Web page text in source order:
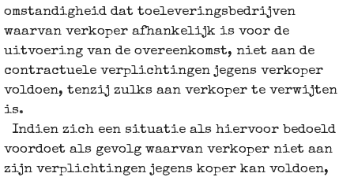
omstandigheid dat toeleveringsbedrijven
waarvan verkoper afhankelijk is voor de
uitvoering van de overeenkomst, niet aan de
contractuele verplichtingen jegens verkoper
voldoen, tenzij zulks aan verkoper te verwijten
is.
Indien zich een situatie als hiervoor bedoeld
voordoet als gevolg waarvan verkoper niet aan
zijn verplichtingen jegens koper kan voldoen,